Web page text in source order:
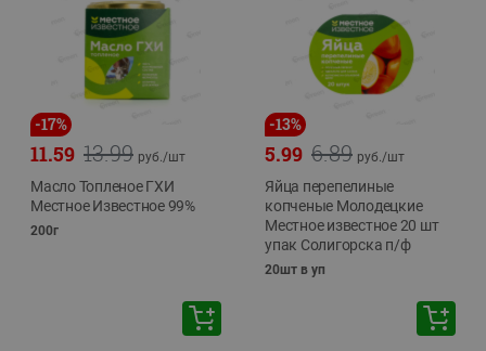
-17%
13.99
11.59 руб./шт
Масло Топленое ГХИ
Местное Известное 99%
200г
-13%
6.89
5.99 руб./шт
Яйца перепелиные
копченые Молодецкие
Местное известное 20 шт
упак Солигорска п/ф
20шт в уп